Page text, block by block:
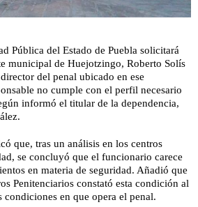
Pública del Estado de Puebla solicitará
municipal de Huejotzingo, Roberto Solís
del penal ubicado en ese
no cumple con el perfil necesario
informó el titular de la dependencia,
que, tras un análisis en los centros
se concluyó que el funcionario carece
en materia de seguridad. Añadió que
Penitenciarios constató esta condición al
en que opera el penal.